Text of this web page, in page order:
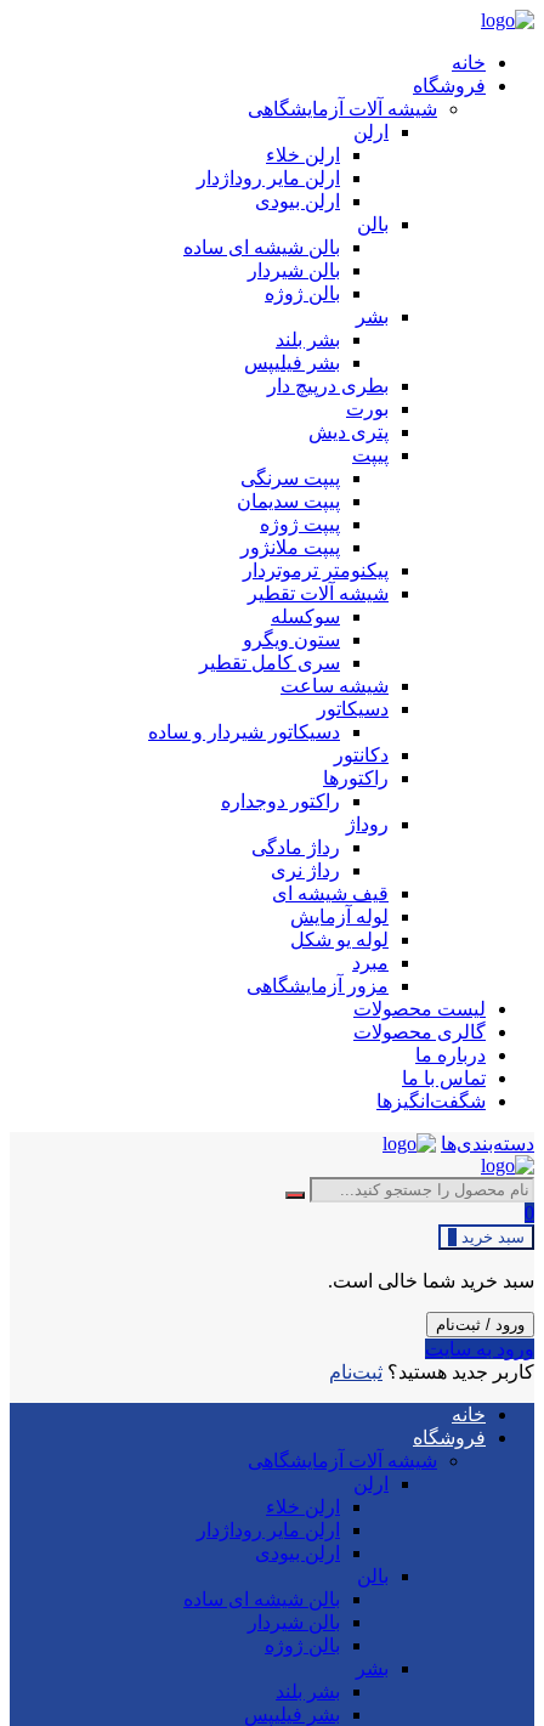
خانه
فروشگاه
شیشه آلات آزمایشگاهی
ارلن
ارلن خلاء
ارلن مایر روداژدار
ارلن بیودی
بالن
بالن شیشه ای ساده
بالن شیردار
بالن ژوژه
بشر
بشر بلند
بشر فیلیپس
بطری درپیچ دار
بورت
پتری دیش
پیپت
پیپت سرنگی
پیپت سدیمان
پیپت ژوژه
پیپت ملانژور
پیکنومتر ترموتردار
شیشه آلات تقطیر
سوکسله
ستون ویگرو
سری کامل تقطیر
شیشه ساعت
دسیکاتور
دسیکاتور شیردار و ساده
دکانتور
راکتورها
راکتور دوجداره
روداژ
رداژ مادگی
رداژ نری
قیف شیشه ای
لوله آزمایش
لوله یو شکل
مبرد
مزور آزمایشگاهی
لیست محصولات
گالری محصولات
درباره ما
تماس با ما
شگفت‌انگیزها
دسته‌بندی‌ها
0
سبد خرید
سبد خرید شما خالی است.
ورود / ثبت‌نام
ورود به سایت
کاربر جدید هستید؟ ثبت‌نام
خانه
فروشگاه
شیشه آلات آزمایشگاهی
ارلن
ارلن خلاء
ارلن مایر روداژدار
ارلن بیودی
بالن
بالن شیشه ای ساده
بالن شیردار
بالن ژوژه
بشر
بشر بلند
بشر فیلیپس